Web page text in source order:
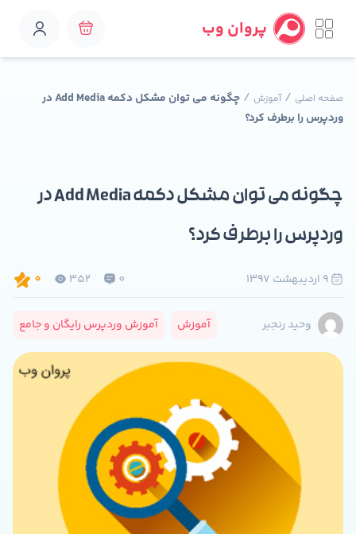
پروان وب
صفحه اصلی /آموزش /
چگونه می توان مشکل دکمه Add Media در
وردپرس را برطرف کرد؟
0
352
0
چگونه می توان مشکل دکمه Add Media در
وردپرس را برطرف کرد؟
وحید رنجبر آموزش آموزش وردپرس رایگان و جامع